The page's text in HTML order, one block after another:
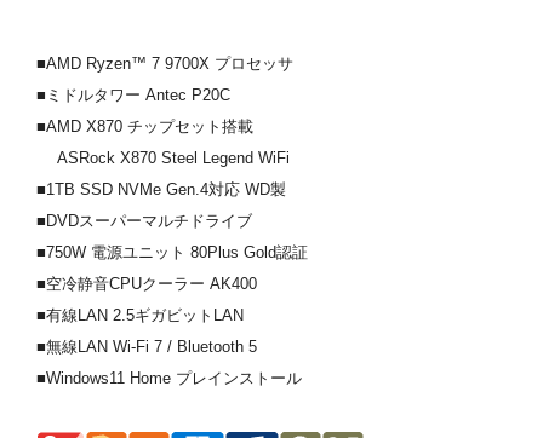
■AMD Ryzen™ 7 9700X プロセッサ
■ミドルタワー Antec P20C
■AMD X870 チップセット搭載
ASRock X870 Steel Legend WiFi
■1TB SSD NVMe Gen.4対応 WD製
■DVDスーパーマルチドライブ
■750W 電源ユニット 80Plus Gold認証
■空冷静音CPUクーラー AK400
■有線LAN 2.5ギガビットLAN
■無線LAN Wi-Fi 7 / Bluetooth 5
■Windows11 Home プレインストール